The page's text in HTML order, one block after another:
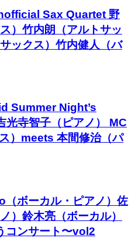
Sax Quartet 野
）竹内朗（アルトサッ
ックス）竹内健人（バ
Summer Night’s
光寺智子（ピアノ） MC
）meets 本間修治（パ
ボーカル・ピアノ）佐
）鈴木亮（ボーカル）
コンサート〜vol2